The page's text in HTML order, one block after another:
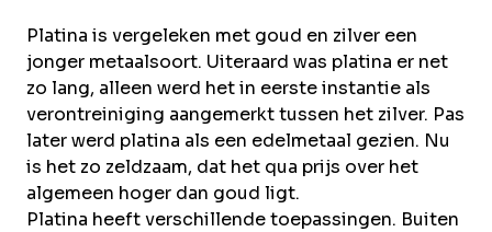
Sustainability
Werken bij
NL
Direct inleveren Ophaalservice
Platina is vergeleken met goud en zilver een
jonger metaalsoort. Uiteraard was platina er net
zo lang, alleen werd het in eerste instantie als
verontreiniging aangemerkt tussen het zilver. Pas
later werd platina als een edelmetaal gezien. Nu
is het zo zeldzaam, dat het qua prijs over het
algemeen hoger dan goud ligt.
Platina heeft verschillende toepassingen. Buiten